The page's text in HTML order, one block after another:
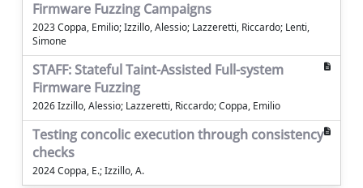
Firmware Fuzzing Campaigns
2023 Coppa, Emilio; Izzillo, Alessio; Lazzeretti, Riccardo; Lenti,
Simone
STAFF: Stateful Taint-Assisted Full-system
Firmware Fuzzing
2026 Izzillo, Alessio; Lazzeretti, Riccardo; Coppa, Emilio
Testing concolic execution through consistency
checks
2024 Coppa, E.; Izzillo, A.